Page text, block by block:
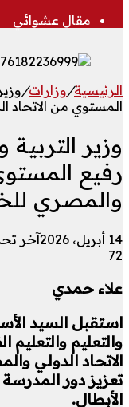
مقال عشوائي
الرئيسية/وزارات/
المستوي من
وزير
رفيع
والمصري
14 أبريل، 2026
آخر تحديث: 14
72
علاء حمدي
استقبل السيد
والتعليم
الاتحاد الدولي
تعزيز دور
الأبطال.